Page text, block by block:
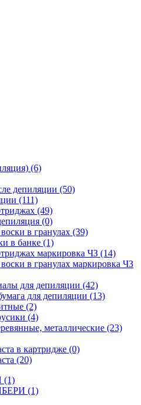
(6)
депиляции (50)
(111)
(49)
(0)
в гранулах (39)
в банке (1)
маркировка ЧЗ (14)
в гранулах маркировка ЧЗ
для депиляции (42)
для депиляции (13)
(2)
(4)
металлические (23)
в картридже (0)
(20)
(1)
(1)